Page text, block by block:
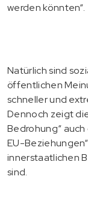
werden könnten“.
Natürlich sind
öffentlichen
schneller und
Dennoch zeigt
Bedrohung“ auch
EU-
innerstaatlichen
sind.